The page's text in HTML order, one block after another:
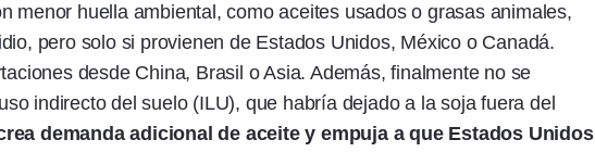
menor huella ambiental, como aceites usados o grasas animales,
pero solo si provienen de Estados Unidos, México o Canadá.
desde China, Brasil o Asia. Además, finalmente no se
indirecto del suelo (ILU), que habría dejado a la soja fuera del
demanda adicional de aceite y empuja a que Estados Unidos